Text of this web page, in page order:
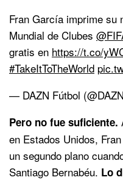
Fran García imprime su
Mundial de Clubes
gratis en https://t.co/
#TakeItToTheWorld
— DAZN Fútbol
Pero no fue suficiente.
en Estados Unidos,
un segundo plano
Santiago Bernabéu. Lo